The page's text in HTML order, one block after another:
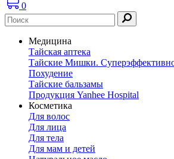
0
Медицина
Тайская аптека
Тайские Мишки.
Похудение
Тайские бальзамы
Продукция Yanhee Hospital
Косметика
Для волос
Для лица
Для тела
Для мам и детей